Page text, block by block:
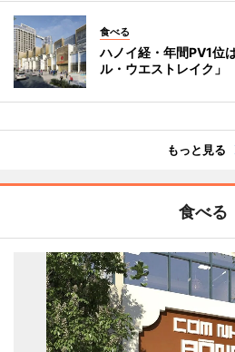
食べる
ハノイ経・年間PV1位
ル・ウエストレイク」
もっと見る
食べる